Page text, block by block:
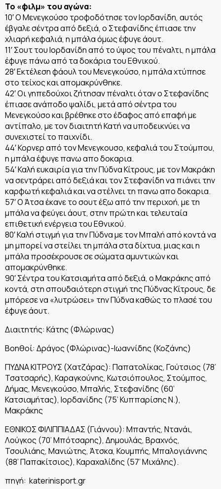
Το «φιλμ» του αγώνα:
10′ Ο Μενεγκούσο τροφοδότησε τον Ιορδανίδη, αυτός
έβγαλε σέντρα από δεξιά, ο Στεφανίδης έπιασε την
χλιαρή κεφαλιά, η μπάλα όμως έφυγε άουτ.
11′ Σουτ του Ιορδανίδη από το ύψος του πέναλτι, η μπάλα
έφυγε πάνω από τα δοκάρια του Εθνικού.
28′ Εκτέλεση φάουλ του Μενεγκούσο, η μπάλα χτύπησε
στο τείχος και απομακρύνθηκε.
42′ Οι γηπεδούχοι ζήτησαν πέναλτι όταν ο Στεφανίδης
έπιασε ανάποδο ψαλίδι, μετά από σέντρα του
Μενεγκούσο και βρέθηκε στο έδαφος από επαφή με
αντίπαλο, με τον διαιτητή Κατή να υποδεικνύει να
συνεχιστεί το παιχνίδι.
44′ Κορνερ από τον Μενεγκουσο, κεφαλιά του Στούμπου,
η μπάλα έφυγε πανω απο δοκαρια.
54′ Καλή ευκαιρία για την Πύδνα Κίτρους, με τον Μακράκη
να σεντράρει από δεξιά και τον Στεφανίδη να πιάνει την
καρφωτή κεφαλιά και να στέλνει τη πανω απο δοκαρια.
57′ Ο Άτσα έκανε το σουτ έξω από την περιχοή, με τη
μπάλα να φεύγει άουτ, στην πρώτη και τελευταία
επιθετική ενέργεια του Εθνικού.
80′ Καλή στιγμή για την Πύδνα με τον Μπαλή από κοντά να
μη μπορεί να στείλει τη μπάλα στα δίχτυα, μιας και η
μπάλα προσέκρουσε σε σώματα αμυντικών και
απομακρύνθηκε.
90′ Σέντρα του Κατσιαμήτα από δεξιά, ο Μακράκης από
κοντά, στη σπουδαιότερη στιγμή της Πύδνας Κίτρους, δε
μπόρεσε να «λυτρώσει» την Πύδνα καθώς το πλασέ του
έφυγε άουτ.
Διαιτητής: Κάτης (Φλώρινας)
Βοηθοί: Δράγος (Φλώρινας)-Ιωαννίδης (Κοζάνης)
ΠΥΔΝΑ ΚΙΤΡΟΥΣ (Χατζάρας): Παπατολίκας, Γούτσιος (78’
Τσατσαρής), Καραγκούνης, Κωτσιόπουλος, Στούμπος,
Δήμας, Μενεγκούσο, Μπαλής, Στεφανίδης (60’
Κατσιαμήτας), Ιορδανίδης (75’ Κυππαρίσης Ν.),
Μακράκης
ΕΘΝΙΚΟΣ ΦΙΛΙΠΠΙΑΔΑΣ (Γιάννου): Μπαντής, Ντανάι,
Λούγκος (70’ Μπότσαρης), Δημουλάς, Βραχνός,
Τσουλιάης, Μανιώτης, Άτσκα, Κουμπής, Μπαλογιάννης
(88’ Παπακίτσιος), Καραχαλίδης (57’ Μιχάλης).
πηγή: katerinisport.gr